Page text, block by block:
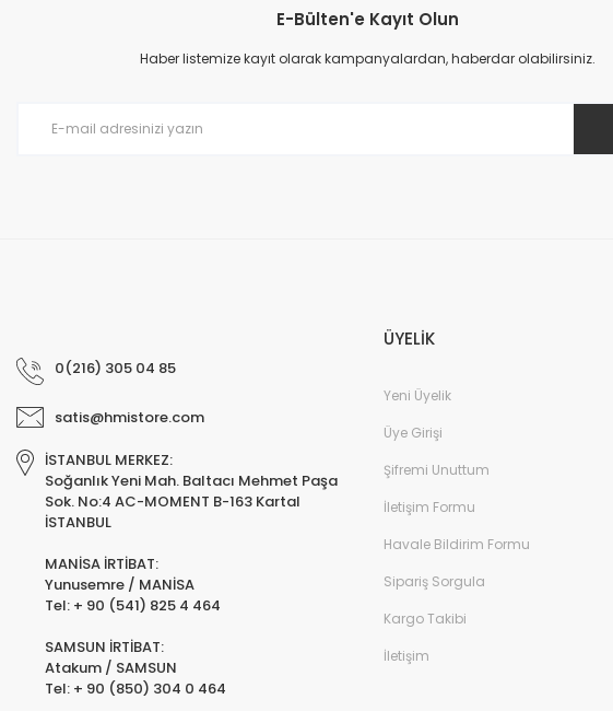
Ürün resmi kalitesiz, bozuk veya görüntülenemiyor.
Ürün açıklamasında eksik bilgiler bulunuyor.
E-Bülten'e Kayıt Olun
Haber listemize kayıt olarak kampanyalardan, haberdar olabilirsiniz.
0(216) 305 04 85
satis@hmistore.com
İSTANBUL MERKEZ:
Soğanlık Yeni Mah. Baltacı Mehmet Paşa
Sok. No:4 AC-MOMENT B-163 Kartal
İSTANBUL
MANİSA İRTİBAT:
Yunusemre / MANİSA
Tel: + 90 (541) 825 4 464
SAMSUN İRTİBAT:
Atakum / SAMSUN
Tel: + 90 (850) 304 0 464
ÜYELİK
Yeni Üyelik
Üye Girişi
Şifremi Unuttum
İletişim Formu
Havale Bildirim Formu
Sipariş Sorgula
Kargo Takibi
İletişim